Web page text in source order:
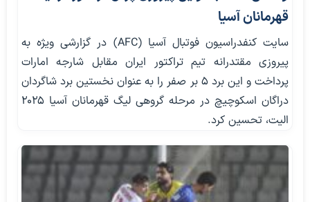
قهرمانان آسیا
سایت کنفدراسیون فوتبال آسیا (AFC) در گزارشی ویژه به
پیروزی مقتدرانه تیم تراکتور ایران مقابل شارجه امارات
پرداخت و این برد ۵ بر صفر را به عنوان نخستین برد شاگردان
دراگان اسکوچیچ در مرحله گروهی لیگ قهرمانان آسیا ۲۰۲۵
الیت، تحسین کرد.